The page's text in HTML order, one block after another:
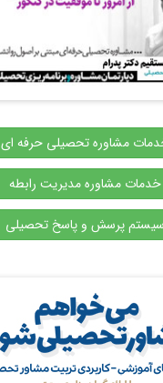
مشاوره تحصیلی حرفه ای
خدمات مشاوره مدیریت رابطه
سیستم پرسش و پاسخ تحصیلی